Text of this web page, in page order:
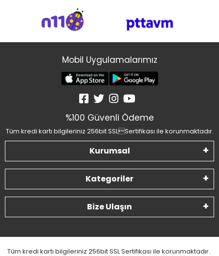
Mobil Uygulamalarımız
%100 Güvenli Ödeme
Tüm kredi kartı bilgileriniz 256bit SSLSertifikası ile korunmaktadır.
Kurumsal
Kategoriler
Bize Ulaşın
Tüm kredi kartı bilgileriniz 256bit SSL Sertifikası ile korunmaktadır.